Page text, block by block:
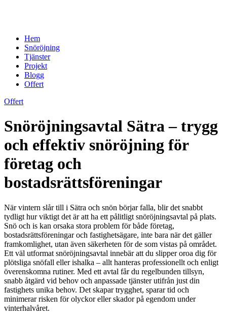
Hem
Snöröjning
Tjänster
Projekt
Blogg
Offert
Offert
Snöröjningsavtal Sätra – trygg
och effektiv snöröjning för
företag och
bostadsrättsföreningar
När vintern slår till i Sätra och snön börjar falla, blir det snabbt
tydligt hur viktigt det är att ha ett pålitligt snöröjningsavtal på plats.
Snö och is kan orsaka stora problem för både företag,
bostadsrättsföreningar och fastighetsägare, inte bara när det gäller
framkomlighet, utan även säkerheten för de som vistas på området.
Ett väl utformat snöröjningsavtal innebär att du slipper oroa dig för
plötsliga snöfall eller ishalka – allt hanteras professionellt och enligt
överenskomna rutiner. Med ett avtal får du regelbunden tillsyn,
snabb åtgärd vid behov och anpassade tjänster utifrån just din
fastighets unika behov. Det skapar trygghet, sparar tid och
minimerar risken för olyckor eller skador på egendom under
vinterhalvåret.